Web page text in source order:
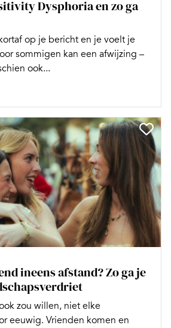
Dysphoria en zo ga
op je bericht en je voelt je
sommigen kan een afwijzing –
ook...
ineens afstand? Zo ga je
zou willen, niet elke
eeuwig. Vrienden komen en